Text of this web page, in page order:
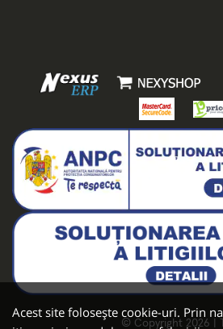
Acest site folosește cookie-uri. Prin
© Copyright 2026 |